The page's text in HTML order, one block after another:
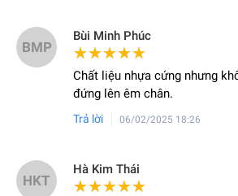
BMP
Bùi Minh Phúc
★★★★★
★★★★★
Chất liệu nhựa cứng nhưng
đứng lên êm chân.
Trả lời 06/02/2025 18:26
HKT
Hà Kim Thái
★★★★★
★★★★★